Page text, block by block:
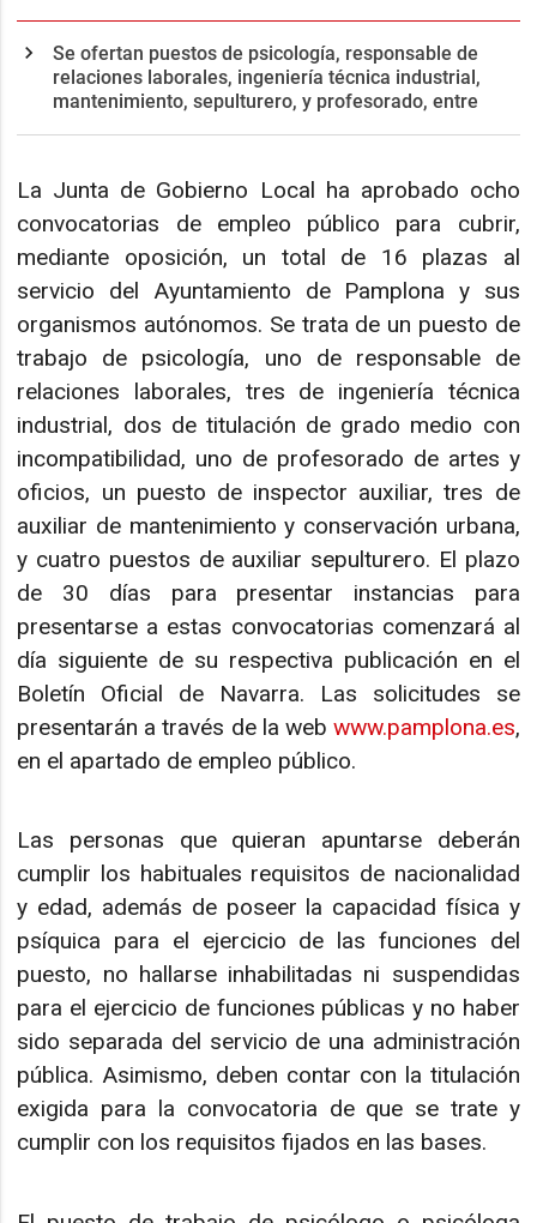
Se ofertan puestos de psicología, responsable de
relaciones laborales, ingeniería técnica industrial,
mantenimiento, sepulturero, y profesorado, entre
La Junta de Gobierno Local ha aprobado ocho
convocatorias de empleo público para cubrir,
mediante oposición, un total de 16 plazas al
servicio del Ayuntamiento de Pamplona y sus
organismos autónomos. Se trata de un puesto de
trabajo de psicología, uno de responsable de
relaciones laborales, tres de ingeniería técnica
industrial, dos de titulación de grado medio con
incompatibilidad, uno de profesorado de artes y
oficios, un puesto de inspector auxiliar, tres de
auxiliar de mantenimiento y conservación urbana,
y cuatro puestos de auxiliar sepulturero. El plazo
de 30 días para presentar instancias para
presentarse a estas convocatorias comenzará al
día siguiente de su respectiva publicación en el
Boletín Oficial de Navarra. Las solicitudes se
presentarán a través de la web www.pamplona.es,
en el apartado de empleo público.
Las personas que quieran apuntarse deberán
cumplir los habituales requisitos de nacionalidad
y edad, además de poseer la capacidad física y
psíquica para el ejercicio de las funciones del
puesto, no hallarse inhabilitadas ni suspendidas
para el ejercicio de funciones públicas y no haber
sido separada del servicio de una administración
pública. Asimismo, deben contar con la titulación
exigida para la convocatoria de que se trate y
cumplir con los requisitos fijados en las bases.